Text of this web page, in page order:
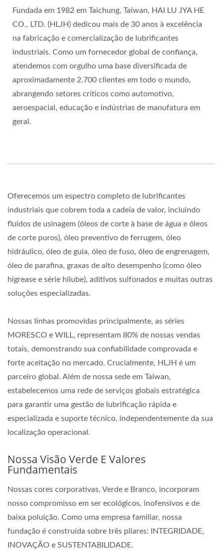
Fundada em 1982 em Taichung, Taiwan, HAI LU JYA HE
CO., LTD. (HLJH) dedicou mais de 30 anos à excelência
na fabricação e comercialização de lubrificantes
industriais. Como um fornecedor global de confiança,
atendemos com orgulho uma base diversificada de
aproximadamente 2.700 clientes em todo o mundo,
abrangendo setores críticos como automotivo,
aeroespacial, educação e indústrias de manufatura em
geral.
Oferecemos um espectro completo de lubrificantes
industriais que cobrem toda a cadeia de valor, incluindo
fluidos de usinagem (óleos de corte à base de água e óleos
de corte puros), óleo preventivo de ferrugem, óleo
hidráulico, óleo de guia, óleo de fuso, óleo de engrenagem,
óleo de parafina, graxas de alto desempenho (como óleo
higrease e série hilube), aditivos sulfonados e muitas outras
soluções especializadas.
Nossas linhas promovidas principalmente, as séries
MORESCO e WILL, representam 80% de nossas vendas
totais, demonstrando sua confiabilidade comprovada e
forte aceitação no mercado. Crucialmente, HLJH é um
parceiro global. Além de nossa sede em Taiwan,
estabelecemos uma rede de serviços globais estratégica
para garantir uma gestão de lubrificação rápida e
especializada e suporte técnico, independentemente da sua
localização operacional.
Nossa Visão Verde E Valores
Fundamentais
Nossas cores corporativas, Verde e Branco, incorporam
nosso compromisso em ser ecológicos, inofensivos e de
baixa poluição. Como uma empresa familiar, nossa
fundação é construída sobre três pilares: INTEGRIDADE,
INOVAÇÃO e SUSTENTABILIDADE.